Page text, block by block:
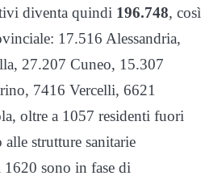
diventa quindi 196.748, così
17.516 Alessandria,
27.207 Cuneo, 15.307
7416 Vercelli, 6621
oltre a 1057 residenti fuori
strutture sanitarie
sono in fase di